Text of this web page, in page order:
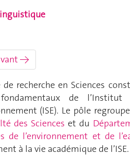
→
de recherche en Sciences
de l’Institut
(ISE). Le pôle
des Sciences et du
de l’environnement et de
à la vie académique de l’ISE.